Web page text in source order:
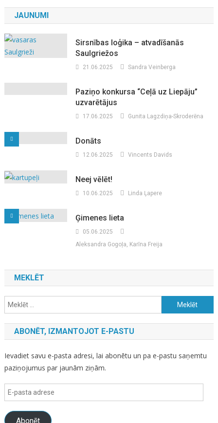
JAUNUMI
Sirsnības loģika – atvadīšanās
Saulgriežos
21.06.2025 Sandra Veinberga
Paziņo konkursa “Ceļā uz Liepāju”
uzvarētājus
17.06.2025 Gunita Lagzdiņa-Skroderēna
Donāts
12.06.2025 Vincents Davids
Neej vēlēt!
10.06.2025 Linda Ļapere
Ģimenes lieta
05.06.2025
Aleksandra Gogoļa, Karīna Freija
MEKLĒT
Meklēt:
ABONĒT, IZMANTOJOT E-PASTU
Ievadiet savu e-pasta adresi, lai abonētu un pa e-pastu saņemtu
paziņojumus par jaunām ziņām.
E-
pasta
adrese
Abonēt